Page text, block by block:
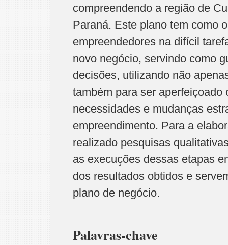
compreendendo a região de
Paraná. Este plano tem como
empreendedores na difícil
novo negócio, servindo como
decisões, utilizando não
também para ser aperfeiçoado
necessidades e mudanças
empreendimento. Para a
realizado pesquisas
as execuções dessas etapas
dos resultados obtidos e
plano de negócio.
Palavras-chave